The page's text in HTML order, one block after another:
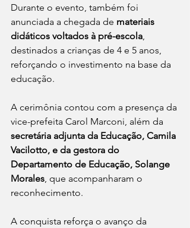
Durante o evento, também foi
anunciada a chegada de materiais
didáticos voltados à pré-escola,
destinados a crianças de 4 e 5 anos,
reforçando o investimento na base da
educação.
A cerimônia contou com a presença da
vice-prefeita Carol Marconi, além da
secretária adjunta da Educação, Camila
Vacilotto, e da gestora do
Departamento de Educação, Solange
Morales, que acompanharam o
reconhecimento.
A conquista reforça o avanço da